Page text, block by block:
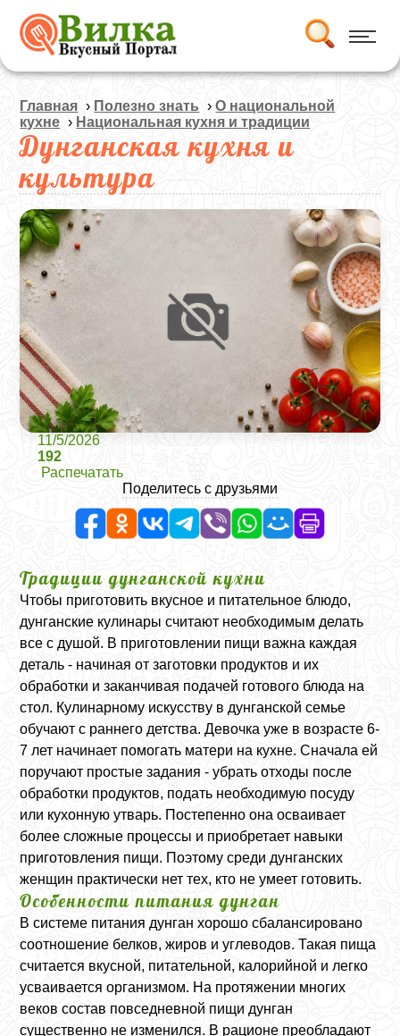
Главная › Полезно знать ›О национальной
кухне › Национальная кухня и традиции
Дунганская кухня и
культура
11/5/2026
192
Распечатать
Поделитесь с друзьями
Традиции дунганской кухни
Чтобы приготовить вкусное и питательное блюдо,
дунганские кулинары считают необходимым делать
все с душой. В приготовлении пищи важна каждая
деталь - начиная от заготовки продуктов и их
обработки и заканчивая подачей готового блюда на
стол. Кулинарному искусству в дунганской семье
обучают с раннего детства. Девочка уже в возрасте 6-
7 лет начинает помогать матери на кухне. Сначала ей
поручают простые задания - убрать отходы после
обработки продуктов, подать необходимую посуду
или кухонную утварь. Постепенно она осваивает
более сложные процессы и приобретает навыки
приготовления пищи. Поэтому среди дунганских
женщин практически нет тех, кто не умеет готовить.
Особенности питания дунган
В системе питания дунган хорошо сбалансировано
соотношение белков, жиров и углеводов. Такая пища
считается вкусной, питательной, калорийной и легко
усваивается организмом. На протяжении многих
веков состав повседневной пищи дунган
существенно не изменился. В рационе преобладают